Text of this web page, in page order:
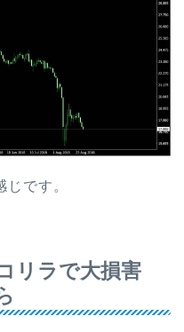
です。
リラで大損害